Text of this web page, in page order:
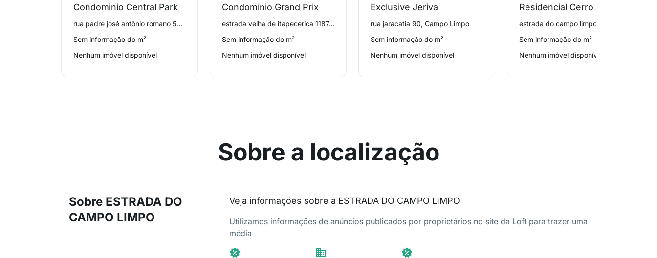
Condominio Central Park
rua padre josé antônio romano 530, Campo Limpo
Sem informação do m²
Nenhum imóvel disponível
Condominio Grand Prix
estrada velha de itapecerica 1187, Campo Limpo
Sem informação do m²
Nenhum imóvel disponível
Exclusive Jeriva
rua jaracatia 90, Campo Limpo
Sem informação do m²
Nenhum imóvel disponível
Residencial Cerro Azul
Sem informação do m²
Nenhum imóvel disponível
Sobre a localização
Sobre ESTRADA DO
CAMPO LIMPO
Veja informações sobre a ESTRADA DO CAMPO LIMPO
Utilizamos informações de anúncios publicados por proprietários no site da Loft para trazer uma
média